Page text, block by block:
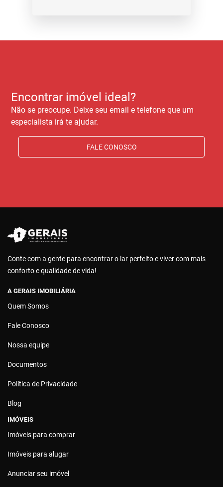
Encontrar imóvel ideal?
Não se preocupe. Deixe seu email e telefone que um
especialista irá te ajudar.
FALE CONOSCO
Conte com a gente para encontrar o lar perfeito e viver com mais
conforto e qualidade de vida!
A GERAIS IMOBILIÁRIA
Quem Somos
Fale Conosco
Nossa equipe
Documentos
Política de Privacidade
Blog
IMÓVEIS
Imóveis para comprar
Imóveis para alugar
Anunciar seu imóvel